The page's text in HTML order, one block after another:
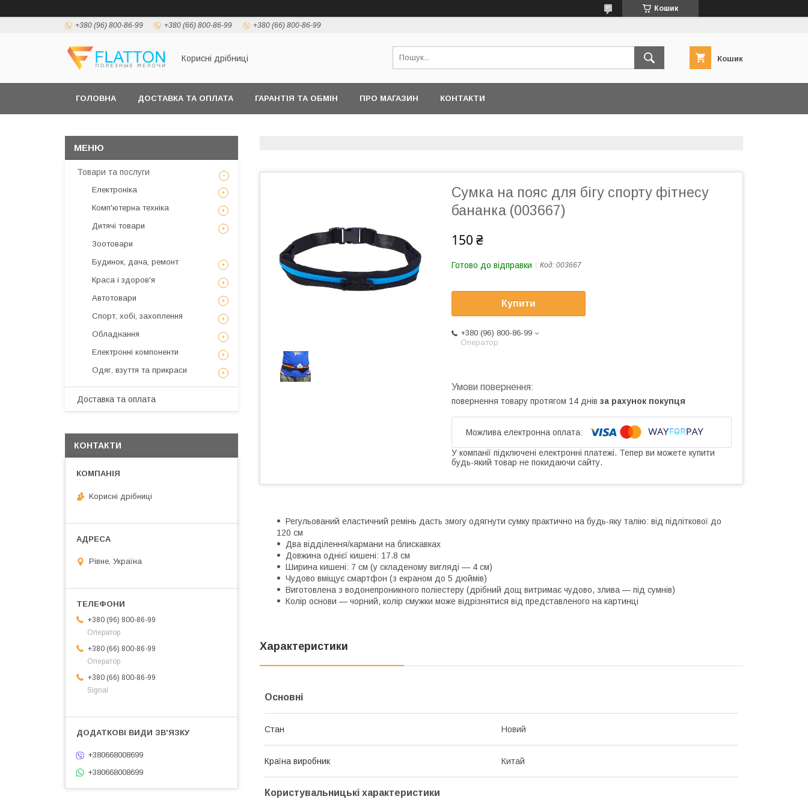
Кошик
+380 (96) 800-86-99 +380 (66) 800-86-99 +380 (66) 800-86-99
Корисні дрібниці Кошик
ГОЛОВНА ДОСТАВКА ТА ОПЛАТА ГАРАНТІЯ ТА ОБМІН ПРО МАГАЗИН КОНТАКТИ
Сумка на пояс для бігу спорту фітнесу
бананка (003667)
150 ₴
Готово до відправки Код: 003667
Купити
+380 (96) 800-86-99
Оператор
повернення товару протягом 14 днів за рахунок покупця
У компанії підключені електронні платежі. Тепер ви можете купити
будь-який товар не покидаючи сайту.
Регульований еластичний ремінь дасть змогу одягнути сумку практично на будь-яку талію: від підліткової до
120 см
Два відділення/кармани на блискавках
Довжина однієї кишені: 17.8 см
Ширина кишені: 7 см (у складеному вигляді — 4 см)
Чудово вміщує смартфон (з екраном до 5 дюймів)
Виготовлена з водонепроникного поліестеру (дрібний дощ витримає чудово, злива — під сумнів)
Колір основи — чорний, колір смужки може відрізнятися від представленого на картинці
Характеристики
Основні
Стан Новий
Країна виробник Китай
Користувальницькі характеристики
Товари та послуги
Електроніка
Комп'ютерна техніка
Дитячі товари
Зоотовари
Будинок, дача, ремонт
Краса і здоров'я
Автотовари
Спорт, хобі, захоплення
Обладнання
Електронні компоненти
Одяг, взуття та прикраси
Доставка та оплата
КОНТАКТИ
Kорисні дрібниці
Рівне, Україна
+380 (96) 800-86-99
Оператор
+380 (66) 800-86-99
Оператор
+380 (66) 800-86-99
Signal
+380668008699
+380668008699